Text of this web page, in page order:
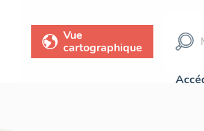
Vue
cartographique